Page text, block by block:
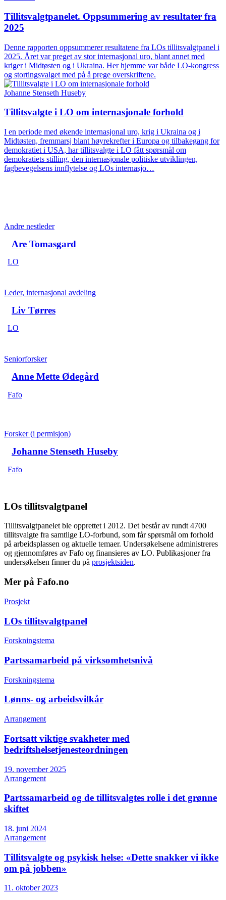
Tillitsvalgtpanelet. Oppsummering av resultater fra
2025
Denne rapporten oppsummerer resultatene fra LOs tillitsvalgtpanel i
2025. Året var preget av stor internasjonal uro, blant annet med
kriger i Midtøsten og i Ukraina. Her hjemme var både LO-kongress
og stortingsvalget med på å prege overskriftene.
Johanne Stenseth Huseby
Tillitsvalgte i LO om internasjonale forhold
I en periode med økende internasjonal uro, krig i Ukraina og i
Midtøsten, fremmarsj blant høyrekrefter i Europa og tilbakegang for
demokratiet i USA, har tillitsvalgte i LO fått spørsmål om
demokratiets stilling, den internasjonale politiske utviklingen,
fagbevegelsens innflytelse og LOs internasjo…
Andre nestleder
Are Tomasgard
LO
Leder, internasjonal avdeling
Liv Tørres
LO
Seniorforsker
Anne Mette Ødegård
Fafo
Forsker (i permisjon)
Johanne Stenseth Huseby
Fafo
LOs tillitsvalgtpanel
Tillitsvalgtpanelet ble opprettet i 2012. Det består av rundt 4700
tillitsvalgte fra samtlige LO-forbund, som får spørsmål om forhold
på arbeidsplassen og aktuelle temaer. Undersøkelsene administreres
og gjennomføres av Fafo og finansieres av LO. Publikasjoner fra
undersøkelsen finner du på prosjektsiden.
Mer på Fafo.no
Prosjekt
LOs tillitsvalgtpanel
Forskningstema
Partssamarbeid på virksomhetsnivå
Forskningstema
Lønns- og arbeidsvilkår
Arrangement
Fortsatt viktige svakheter med
bedriftshelsetjenesteordningen
19. november 2025
Arrangement
Partssamarbeid og de tillitsvalgtes rolle i det grønne
skiftet
18. juni 2024
Arrangement
Tillitsvalgte og psykisk helse: «Dette snakker vi ikke
om på jobben»
11. oktober 2023